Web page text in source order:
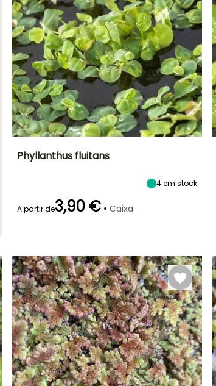
Exposição
Sol
Até +10°C
imersão
Flottante
Phyllanthus fluitans
4em stock
A partir de3,90 € • Caixa